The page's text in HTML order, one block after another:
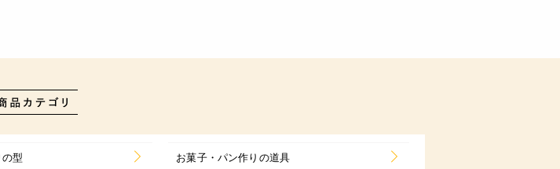
型
お菓子・パン作りの道具